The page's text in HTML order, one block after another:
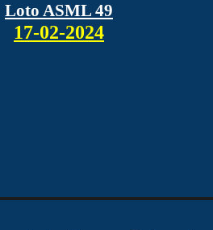
Loto ASML 49
17-02-2024